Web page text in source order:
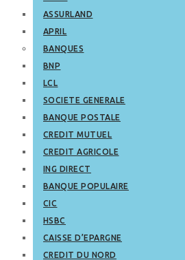
ASSURLAND
APRIL
BANQUES
BNP
LCL
SOCIETE GENERALE
BANQUE POSTALE
CREDIT MUTUEL
CREDIT AGRICOLE
ING DIRECT
BANQUE POPULAIRE
CIC
HSBC
CAISSE D’EPARGNE
CREDIT DU NORD